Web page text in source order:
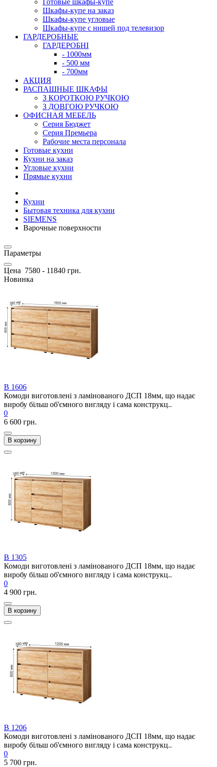
Готовые шкафы-купе
Шкафы-купе на заказ
Шкафы-купе угловые
Шкафы-купе с нишей под телевизор
ГАРДЕРОБНЫЕ
ГАРДЕРОБНІ
- 1000мм
- 500 мм
- 700мм
АКЦИЯ
РАСПАШНЫЕ ШКАФЫ
З КОРОТКОЮ РУЧКОЮ
З ДОВГОЮ РУЧКОЮ
ОФИСНАЯ МЕБЕЛЬ
Серия Бюджет
Серия Премьера
Рабочие места персонала
Готовые кухни
Кухни на заказ
Угловые кухни
Прямые кухни
Кухни
Бытовая техника для кухни
SIEMENS
Варочные поверхности
Параметры
Цена 7580 - 11840 грн.
Новинка
В 1606
Комоди виготовлені з ламінованого ДСП 18мм, що надає
виробу більш об'ємного вигляду і сама конструкц..
0
6 600 грн.
В корзину
В 1305
Комоди виготовлені з ламінованого ДСП 18мм, що надає
виробу більш об'ємного вигляду і сама конструкц..
0
4 900 грн.
В корзину
В 1206
Комоди виготовлені з ламінованого ДСП 18мм, що надає
виробу більш об'ємного вигляду і сама конструкц..
0
5 700 грн.